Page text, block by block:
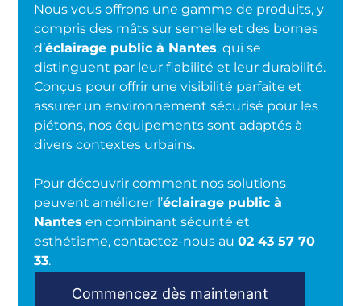
Nous vous offrons une gamme de produits, y
compris des mâts sur semelle et des bornes
d’éclairage public à Nantes, qui se
distinguent par leur fiabilité et leur durabilité.
Conçus pour offrir une visibilité parfaite et
assurer un environnement sécurisé pour les
piétons, nos équipements sont adaptés à
divers contextes urbains.
Pour découvrir comment nos solutions
peuvent améliorer l’éclairage public à
Nantes en combinant sécurité et
esthétisme, contactez-nous au02 43 57 70
33.
Commencez dès maintenant